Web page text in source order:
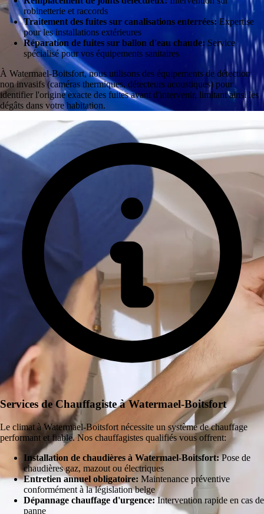
robinetterie et raccords
Traitement des fuites sur canalisations enterrées: Expertise
pour les installations extérieures
Réparation de fuites sur ballon d'eau chaude: Service
spécialisé pour vos équipements sanitaires
À Watermael-Boitsfort, nous utilisons des équipements de détection
non invasifs (caméras thermiques, détecteurs acoustiques) pour
identifier l'origine exacte des fuites avant d'intervenir, limitant ainsi les
dégâts dans votre habitation.
Services de Chauffagiste à Watermael-Boitsfort
Le climat à Watermael-Boitsfort nécessite un système de chauffage
performant et fiable. Nos chauffagistes qualifiés vous offrent:
Installation de chaudières à Watermael-Boitsfort:Pose de
chaudières gaz, mazout ou électriques
Entretien annuel obligatoire: Maintenance préventive
conformément à la législation belge
Dépannage chauffage d'urgence:Intervention rapide en cas de
panne